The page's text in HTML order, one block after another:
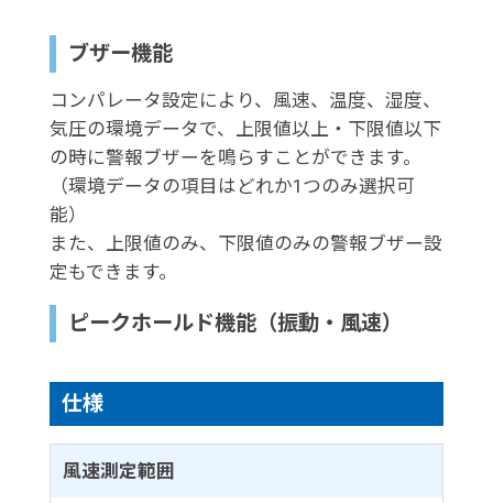
ブザー機能
コンパレータ設定により、風速、温度、湿度、
気圧の環境データで、上限値以上・下限値以下
の時に警報ブザーを鳴らすことができます。
（環境データの項目はどれか1つのみ選択可
能）
また、上限値のみ、下限値のみの警報ブザー設
定もできます。
ピークホールド機能（振動・風速）
仕様
風速測定範囲